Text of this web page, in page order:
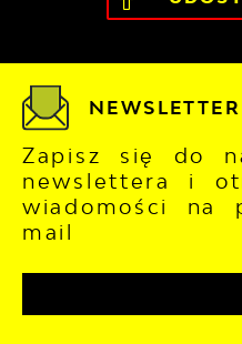
NEWSLETTER
Zapisz się do
newslettera i
wiadomości na
mail